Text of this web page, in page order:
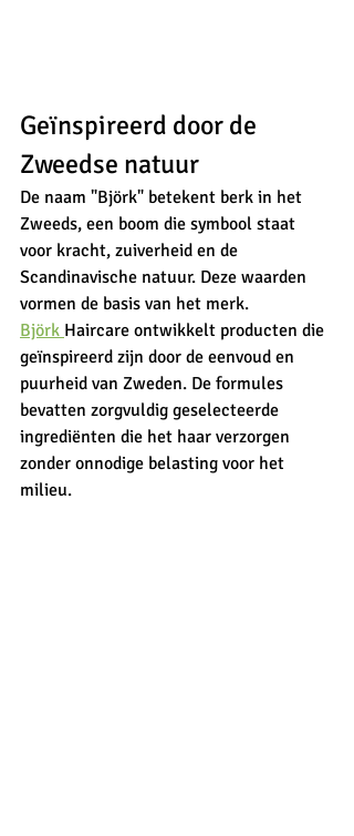
Geïnspireerd door de
Zweedse natuur
De naam "Björk" betekent berk in het
Zweeds, een boom die symbool staat
voor kracht, zuiverheid en de
Scandinavische natuur. Deze waarden
vormen de basis van het merk.
Björk Haircare ontwikkelt producten die
geïnspireerd zijn door de eenvoud en
puurheid van Zweden. De formules
bevatten zorgvuldig geselecteerde
ingrediënten die het haar verzorgen
zonder onnodige belasting voor het
milieu.